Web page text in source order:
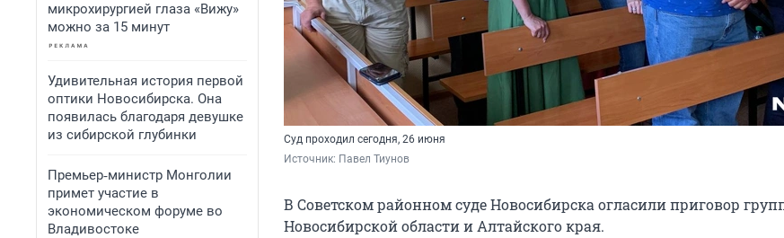
микрохирургией глаза «Вижу»
можно за 15 минут
Удивительная история первой
оптики Новосибирска. Она
появилась благодаря девушке
из сибирской глубинки
Премьер‑министр Монголии
примет участие в
экономическом форуме во
Владивостоке
Суд проходил сегодня, 26 июня
Источник: Павел Тиунов
В Советском районном суде Новосибирска огласили приговор
Новосибирской области и Алтайского края.